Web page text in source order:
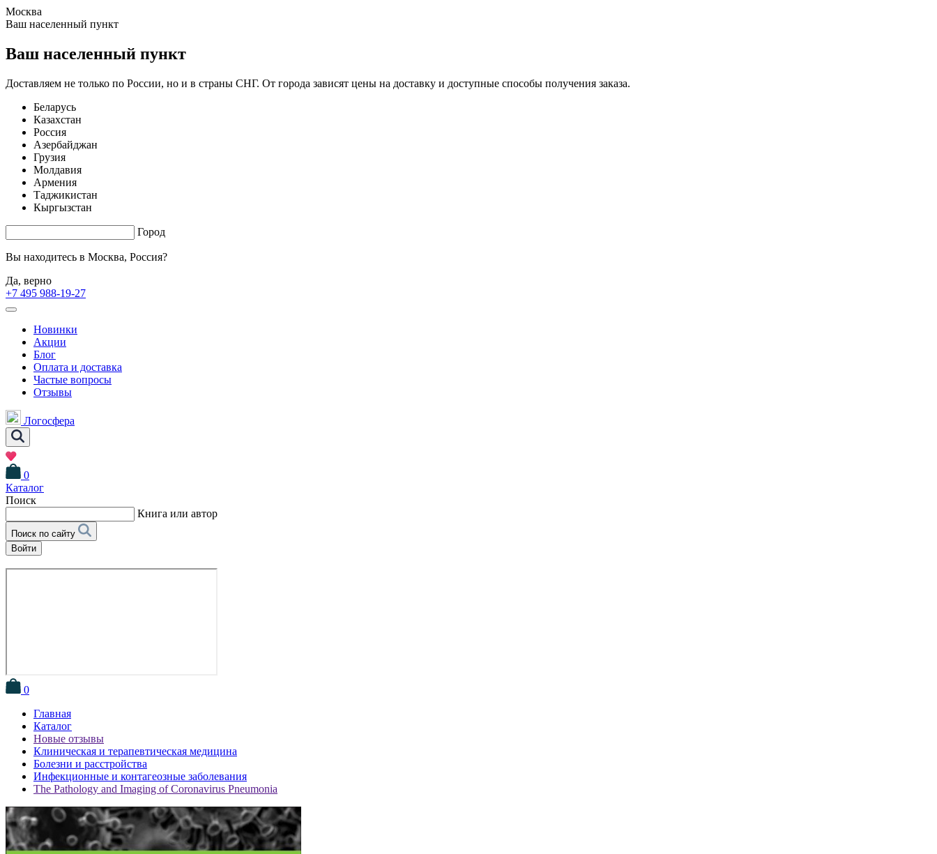
Москва
Ваш населенный пункт
Ваш населенный пункт
Доставляем не только по России, но и в страны СНГ. От города зависят цены на доставку и доступные способы получения заказа.
Беларусь
Казахстан
Россия
Азербайджан
Грузия
Молдавия
Армения
Таджикистан
Кыргызстан
Город
Вы находитесь в Москва, Россия?
Да, верно
+7 495 988-19-27
Новинки
Акции
Блог
Оплата и доставка
Частые вопросы
Отзывы
Логосфера
0
Каталог
Поиск
Книга или автор
Поиск по сайту
Войти
0
Главная
Каталог
Новые отзывы
Клиническая и терапевтическая медицина
Болезни и расстройства
Инфекционные и контагеозные заболевания
The Pathology and Imaging of Coronavirus Pneumonia